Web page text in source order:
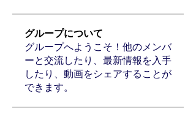
グループについて
グループへようこそ！他のメンバ
ーと交流したり、最新情報を入手
したり、動画をシェアすることが
できます。